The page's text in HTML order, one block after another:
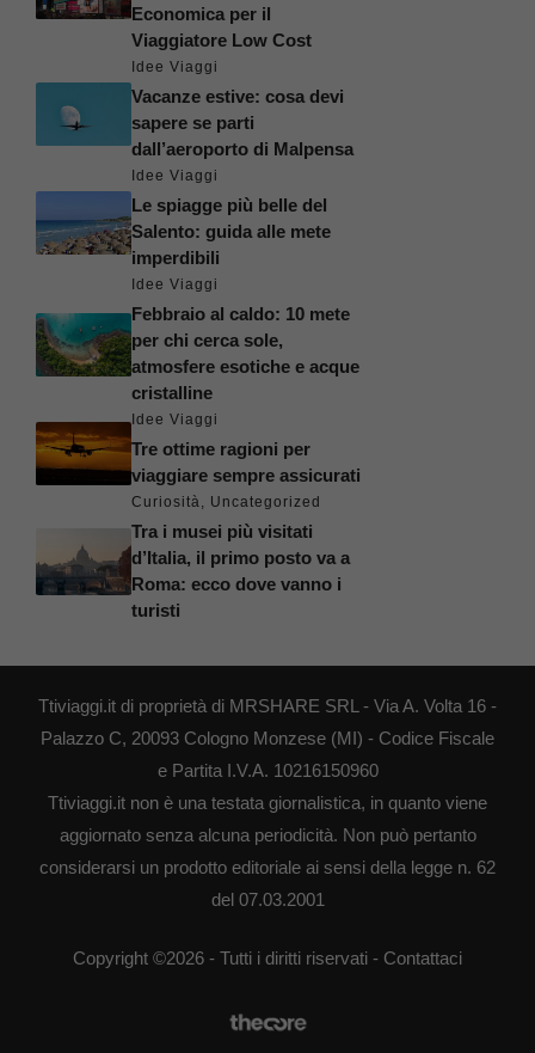
Economica per il
Viaggiatore Low Cost
Idee Viaggi
Vacanze estive: cosa devi
sapere se parti
dall’aeroporto di Malpensa
Idee Viaggi
Le spiagge più belle del
Salento: guida alle mete
imperdibili
Idee Viaggi
Febbraio al caldo: 10 mete
per chi cerca sole,
atmosfere esotiche e acque
cristalline
Idee Viaggi
Tre ottime ragioni per
viaggiare sempre assicurati
Curiosità, Uncategorized
Tra i musei più visitati
d’Italia, il primo posto va a
Roma: ecco dove vanno i
turisti
Ttiviaggi.it di proprietà di MRSHARE SRL - Via A. Volta 16 -
Palazzo C, 20093 Cologno Monzese (MI) - Codice Fiscale
e Partita I.V.A. 10216150960
Ttiviaggi.it non è una testata giornalistica, in quanto viene
aggiornato senza alcuna periodicità. Non può pertanto
considerarsi un prodotto editoriale ai sensi della legge n. 62
del 07.03.2001
Copyright ©2026 - Tutti i diritti riservati - Contattaci